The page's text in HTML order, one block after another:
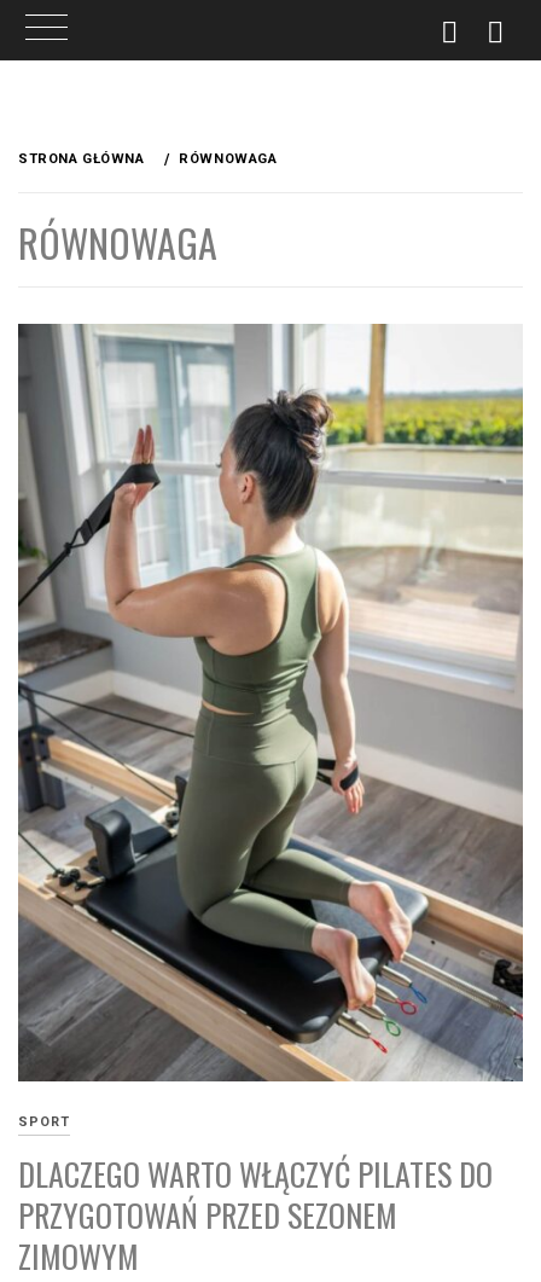
STRONA GŁÓWNA RÓWNOWAGA
RÓWNOWAGA
SPORT
DLACZEGO WARTO WŁĄCZYĆ PILATES DO
PRZYGOTOWAŃ PRZED SEZONEM
ZIMOWYM